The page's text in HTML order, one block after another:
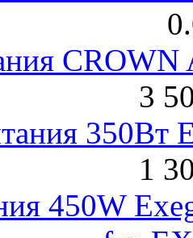
3
350Вт
1
450W